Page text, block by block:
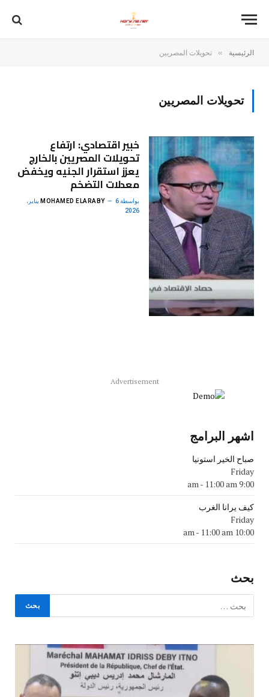
الرئيسية » تحويلات المصريين
تحويلات المصريين
خبير اقتصادي: ارتفاع
تحويلات المصريين بالخارج
يعزز استقرار الجنيه ويخفض
معدلات التضخم
بواسطة MOHAMED ELARABY 6 يناير،
2026
Advertisement
اشهر البرامج
صباح الخير استونيا
Friday
9:00 am
- 11:00 am
كيف يرانا الغرب
Friday
10:00 am
- 11:00 am
بحث